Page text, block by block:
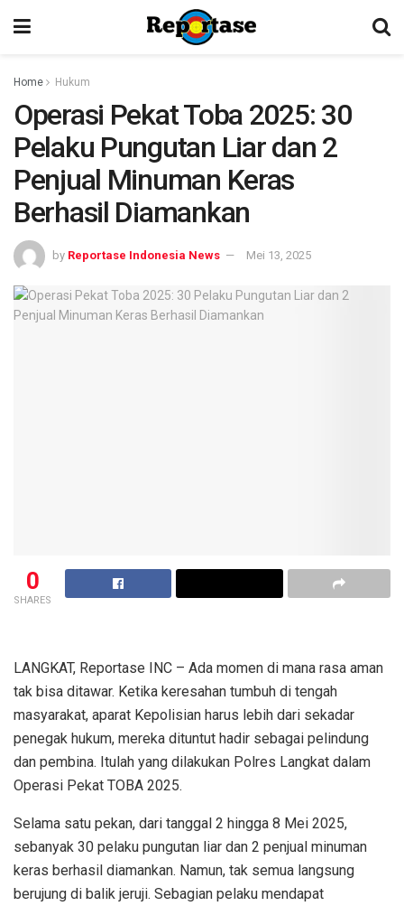
Home Hukum
Operasi Pekat Toba 2025: 30
Pelaku Pungutan Liar dan 2
Penjual Minuman Keras
Berhasil Diamankan
by Reportase Indonesia News Mei 13, 2025
0
SHARES
LANGKAT, Reportase INC – Ada momen di mana rasa aman
tak bisa ditawar. Ketika keresahan tumbuh di tengah
masyarakat, aparat Kepolisian harus lebih dari sekadar
penegak hukum, mereka dituntut hadir sebagai pelindung
dan pembina. Itulah yang dilakukan Polres Langkat dalam
Operasi Pekat TOBA 2025.
Selama satu pekan, dari tanggal 2 hingga 8 Mei 2025,
sebanyak 30 pelaku pungutan liar dan 2 penjual minuman
keras berhasil diamankan. Namun, tak semua langsung
berujung di balik jeruji. Sebagian pelaku mendapat